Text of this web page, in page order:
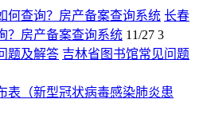
长春
？房产备案查询系统 11/27 3
吉林省图书馆常见问题